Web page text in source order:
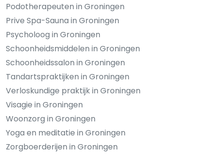
Podotherapeuten in Groningen
Prive Spa-Sauna in Groningen
Psycholoog in Groningen
Schoonheidsmiddelen in Groningen
Schoonheidssalon in Groningen
Tandartspraktijken in Groningen
Verloskundige praktijk in Groningen
Visagie in Groningen
Woonzorg in Groningen
Yoga en meditatie in Groningen
Zorgboerderijen in Groningen